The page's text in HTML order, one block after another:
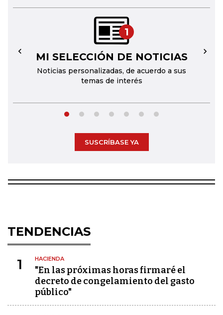
1
MI SELECCIÓN DE NOTICIAS
Noticias personalizadas, de acuerdo a sus
temas de interés
← →
SUSCRÍBASE YA
TENDENCIAS
1 HACIENDA
"En las próximas horas firmaré el
decreto de congelamiento del gasto
público"